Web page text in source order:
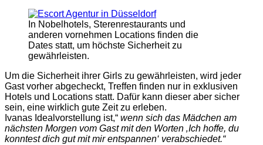
In Nobelhotels, Sterenrestaurants und
anderen vornehmen Locations finden die
Dates statt, um höchste Sicherheit zu
gewährleisten.
Um die Sicherheit ihrer Girls zu gewährleisten, wird jeder
Gast vorher abgecheckt, Treffen finden nur in exklusiven
Hotels und Locations statt. Dafür kann dieser aber sicher
sein, eine wirklich gute Zeit zu erleben.
Ivanas Idealvorstellung ist,“ wenn sich das Mädchen am
nächsten Morgen vom Gast mit den Worten ‚Ich hoffe, du
konntest dich gut mit mir entspannen‘ verabschiedet.“